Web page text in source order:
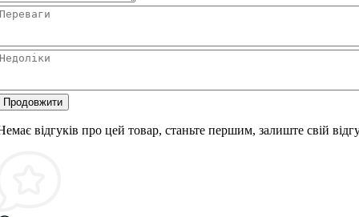
Продовжити
відгуків про цей товар, станьте першим, залиште свій